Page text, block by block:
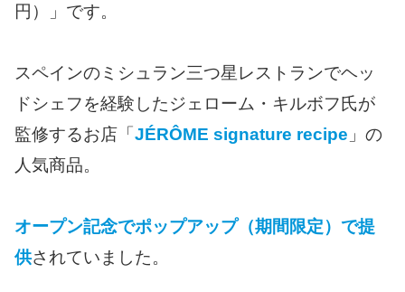
円）」です。
スペインのミシュラン三つ星レストランでヘッ
ドシェフを経験したジェローム・キルボフ氏が
監修するお店「 JÉRÔME signature recipe 」の
人気商品。
オープン記念でポップアップ（期間限定）で提
供されていました。